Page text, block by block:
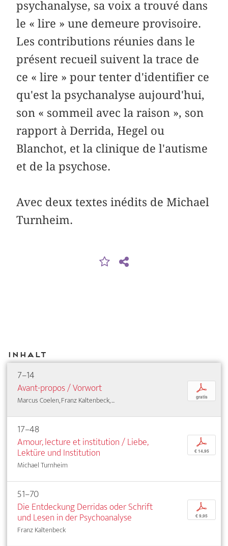
psychanalyse, sa voix a trouvé dans
le « lire » une demeure provisoire.
Les contributions réunies dans le
présent recueil suivent la trace de
ce « lire » pour tenter d'identifier ce
qu'est la psychanalyse aujourd'hui,
son « sommeil avec la raison », son
rapport à Derrida, Hegel ou
Blanchot, et la clinique de l'autisme
et de la psychose.
Avec deux textes inédits de Michael
Turnheim.
Inhalt
7–14
Avant-propos / Vorwort
Marcus Coelen, Franz Kaltenbeck, ...
p
gratis
17–48
Amour, lecture et institution / Liebe,
Lektüre und Institution
Michael Turnheim
p
€ 14,95
51–70
Die Entdeckung Derridas oder Schrift
und Lesen in der Psychoanalyse
Franz Kaltenbeck
p
€ 9,95